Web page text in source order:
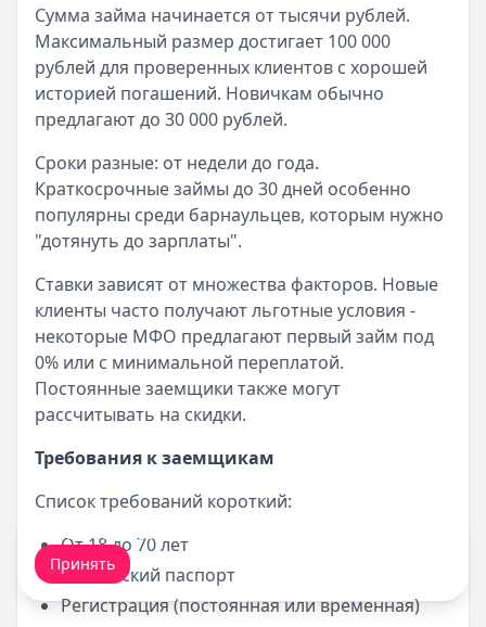
Сумма займа начинается от тысячи рублей.
Максимальный размер достигает 100 000
рублей для проверенных клиентов с хорошей
историей погашений. Новичкам обычно
предлагают до 30 000 рублей.
Сроки разные: от недели до года.
Краткосрочные займы до 30 дней особенно
популярны среди барнаульцев, которым нужно
"дотянуть до зарплаты".
Ставки зависят от множества факторов. Новые
клиенты часто получают льготные условия -
некоторые МФО предлагают первый займ под
0% или с минимальной переплатой.
Постоянные заемщики также могут
рассчитывать на скидки.
Требования к заемщикам
Список требований короткий:
От 18 до 70 лет
Российский паспорт
Регистрация (постоянная или временная)
Мы обрабатываем ваши
Принять